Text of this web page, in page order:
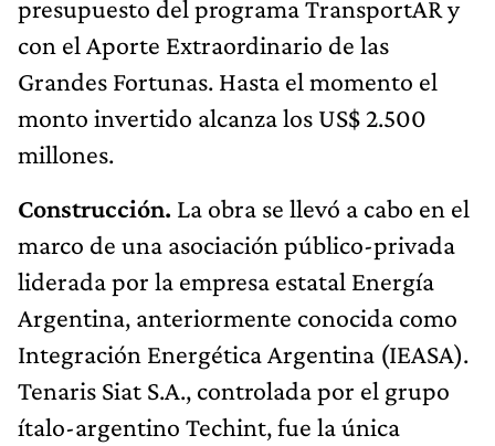
presupuesto del programa TransportAR y
con el Aporte Extraordinario de las
Grandes Fortunas. Hasta el momento el
monto invertido alcanza los US$ 2.500
millones.
Construcción. La obra se llevó a cabo en el
marco de una asociación público-privada
liderada por la empresa estatal Energía
Argentina, anteriormente conocida como
Integración Energética Argentina (IEASA).
Tenaris Siat S.A., controlada por el grupo
ítalo-argentino Techint, fue la única